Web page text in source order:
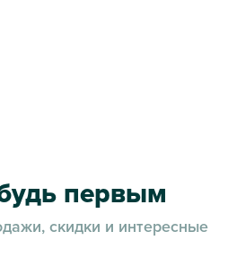
первым
скидки и интересные